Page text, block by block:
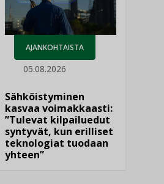
AJANKOHTAISTA
05.08.2026
Sähköistyminen
kasvaa voimakkaasti:
”Tulevat kilpailuedut
syntyvät, kun erilliset
teknologiat tuodaan
yhteen”